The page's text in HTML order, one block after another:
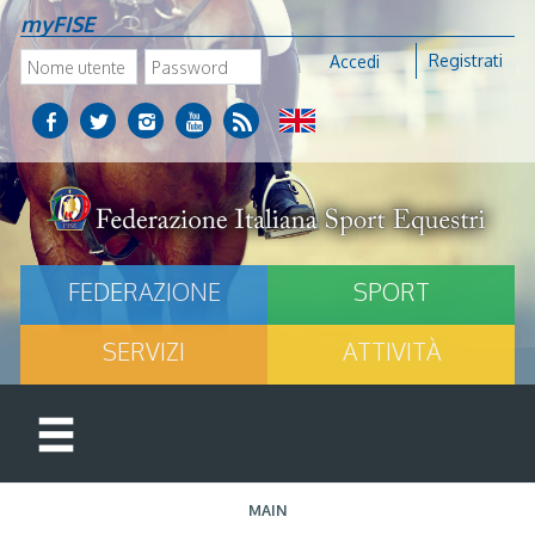
myFISE
Accedi Registrati
FEDERAZIONE
SPORT
SERVIZI
ATTIVITÀ
MAIN